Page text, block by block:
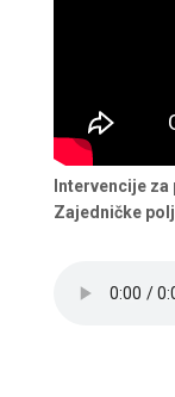
Intervencije
Zajedničke